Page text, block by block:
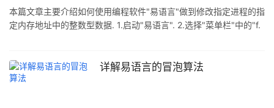
是程序操作的对象,操作的结果会改变数据的内容.打个比方:要做一道
菜,做菜前先选择烹饪的原材料(即对数据进行描述),然后
本篇文章主要介绍如何使用编程软件"易语言"做到修改指定进程的指
定内存地址中的整数型数据. 1.启动"易语言". 2.选择"菜单栏"中的"f.
在背景为灰色的,且标题为""(空的文本详解易语言的冒泡算法